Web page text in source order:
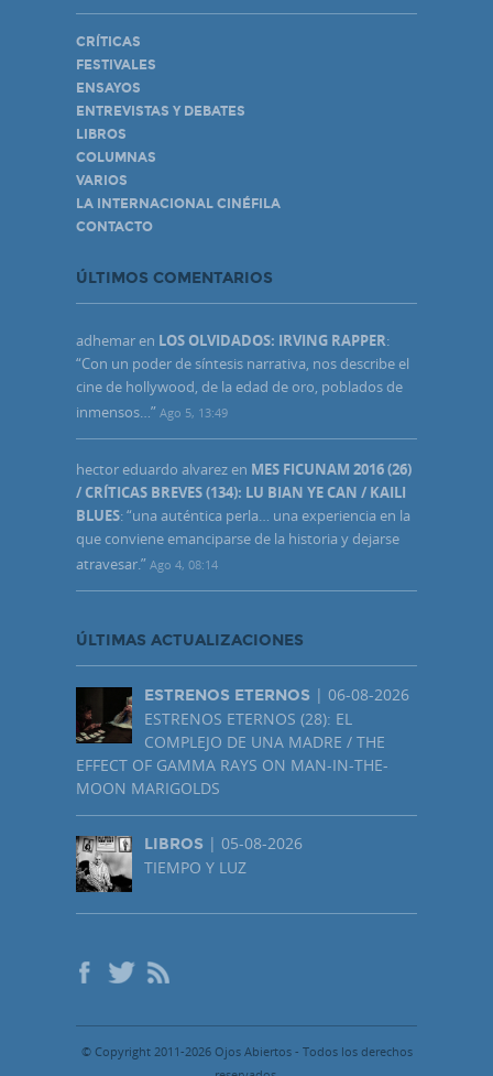
CRÍTICAS
FESTIVALES
ENSAYOS
ENTREVISTAS Y DEBATES
LIBROS
COLUMNAS
VARIOS
LA INTERNACIONAL CINÉFILA
CONTACTO
ÚLTIMOS COMENTARIOS
adhemar en LOS OLVIDADOS: IRVING RAPPER:
“Con un poder de síntesis narrativa, nos describe el
cine de hollywood, de la edad de oro, poblados de
inmensos…” Ago 5, 13:49
hector eduardo alvarez en MES FICUNAM 2016 (26)
/ CRÍTICAS BREVES (134): LU BIAN YE CAN / KAILI
BLUES: “una auténtica perla… una experiencia en la
que conviene emanciparse de la historia y dejarse
atravesar.” Ago 4, 08:14
ÚLTIMAS ACTUALIZACIONES
ESTRENOS ETERNOS | 06-08-2026
ESTRENOS ETERNOS (28): EL
COMPLEJO DE UNA MADRE / THE
EFFECT OF GAMMA RAYS ON MAN-IN-THE-
MOON MARIGOLDS
LIBROS | 05-08-2026
TIEMPO Y LUZ
© Copyright 2011-2026 Ojos Abiertos - Todos los derechos